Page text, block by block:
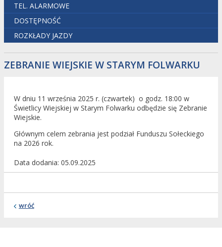
TEL. ALARMOWE
DOSTĘPNOŚĆ
ROZKŁADY JAZDY
ZEBRANIE WIEJSKIE W STARYM FOLWARKU
W dniu 11 września 2025 r. (czwartek) o godz. 18:00 w
Świetlicy Wiejskiej w Starym Folwarku odbędzie się Zebranie
Wiejskie.
Głównym celem zebrania jest podział Funduszu Sołeckiego
na 2026 rok.
Data dodania 05.09.2025
wróć